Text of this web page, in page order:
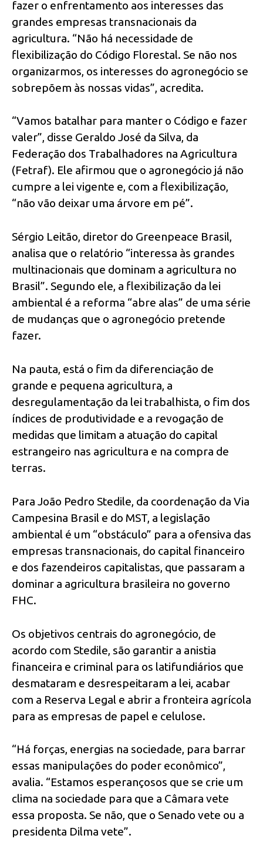
fazer o enfrentamento aos interesses das
grandes empresas transnacionais da
agricultura. “Não há necessidade de
flexibilização do Código Florestal. Se não nos
organizarmos, os interesses do agronegócio se
sobrepõem às nossas vidas”, acredita.
“Vamos batalhar para manter o Código e fazer
valer”, disse Geraldo José da Silva, da
Federação dos Trabalhadores na Agricultura
(Fetraf). Ele afirmou que o agronegócio já não
cumpre a lei vigente e, com a flexibilização,
“não vão deixar uma árvore em pé”.
Sérgio Leitão, diretor do Greenpeace Brasil,
analisa que o relatório “interessa às grandes
multinacionais que dominam a agricultura no
Brasil”. Segundo ele, a flexibilização da lei
ambiental é a reforma “abre alas” de uma série
de mudanças que o agronegócio pretende
fazer.
Na pauta, está o fim da diferenciação de
grande e pequena agricultura, a
desregulamentação da lei trabalhista, o fim dos
índices de produtividade e a revogação de
medidas que limitam a atuação do capital
estrangeiro nas agricultura e na compra de
terras.
Para João Pedro Stedile, da coordenação da Via
Campesina Brasil e do MST, a legislação
ambiental é um “obstáculo” para a ofensiva das
empresas transnacionais, do capital financeiro
e dos fazendeiros capitalistas, que passaram a
dominar a agricultura brasileira no governo
FHC.
Os objetivos centrais do agronegócio, de
acordo com Stedile, são garantir a anistia
financeira e criminal para os latifundiários que
desmataram e desrespeitaram a lei, acabar
com a Reserva Legal e abrir a fronteira agrícola
para as empresas de papel e celulose.
“Há forças, energias na sociedade, para barrar
essas manipulações do poder econômico”,
avalia. “Estamos esperançosos que se crie um
clima na sociedade para que a Câmara vete
essa proposta. Se não, que o Senado vete ou a
presidenta Dilma vete”.